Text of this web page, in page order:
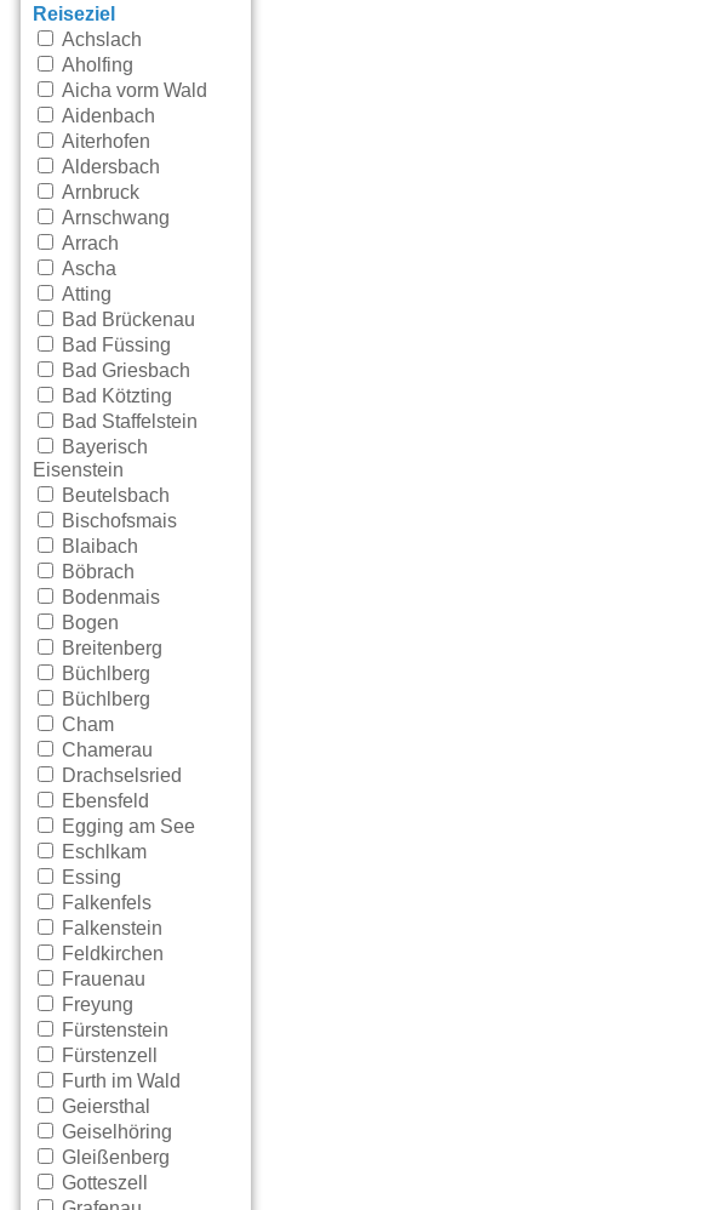
Reiseziel
Achslach
Aholfing
Aicha vorm Wald
Aidenbach
Aiterhofen
Aldersbach
Arnbruck
Arnschwang
Arrach
Ascha
Atting
Bad Brückenau
Bad Füssing
Bad Griesbach
Bad Kötzting
Bad Staffelstein
Bayerisch
Eisenstein
Beutelsbach
Bischofsmais
Blaibach
Böbrach
Bodenmais
Bogen
Breitenberg
Büchlberg
Büchlberg
Cham
Chamerau
Drachselsried
Ebensfeld
Egging am See
Eschlkam
Essing
Falkenfels
Falkenstein
Feldkirchen
Frauenau
Freyung
Fürstenstein
Fürstenzell
Furth im Wald
Geiersthal
Geiselhöring
Gleißenberg
Gotteszell